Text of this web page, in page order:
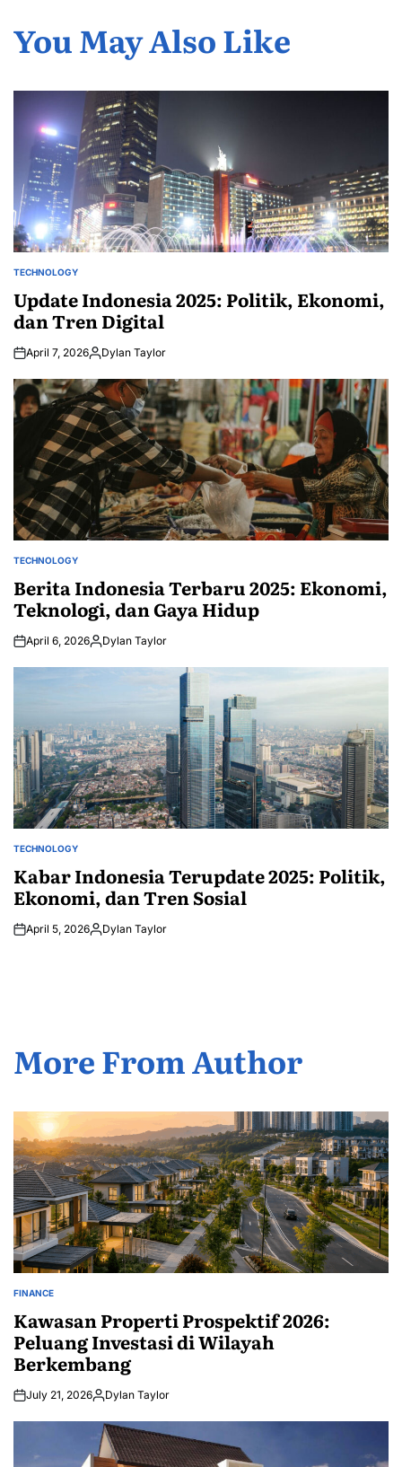
You May Also Like
POSTED
TECHNOLOGY
Update Indonesia 2025: Politik, Ekonomi,
dan Tren Digital
April 7, 2026Posted
Dylan Taylor
POSTED
TECHNOLOGY
Berita Indonesia Terbaru 2025: Ekonomi,
Teknologi, dan Gaya Hidup
April 6, 2026Posted
Dylan Taylor
POSTED
TECHNOLOGY
Kabar Indonesia Terupdate 2025: Politik,
Ekonomi, dan Tren Sosial
April 5, 2026Posted
Dylan Taylor
More From Author
POSTED
FINANCE
Kawasan Properti Prospektif 2026:
Peluang Investasi di Wilayah
Berkembang
July 21, 2026Posted
Dylan Taylor